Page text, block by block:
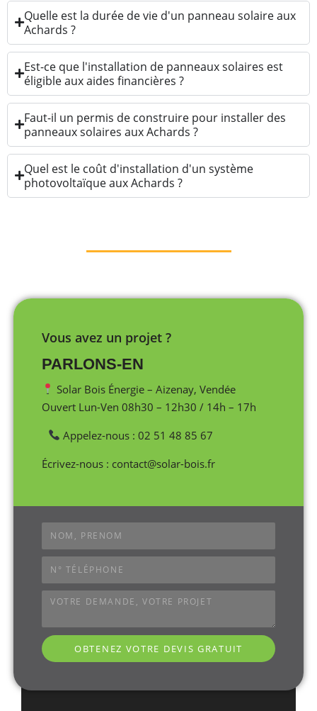
Quelle est la durée de vie d'un panneau solaire aux
Achards ?
Est-ce que l'installation de panneaux solaires est
éligible aux aides financières ?
Faut-il un permis de construire pour installer des
panneaux solaires aux Achards ?
Quel est le coût d'installation d'un système
photovoltaïque aux Achards ?
Vous avez un projet ?
PARLONS-EN
Solar Bois Énergie – Aizenay, Vendée
Ouvert Lun-Ven 08h30 – 12h30 / 14h – 17h
Appelez-nous : 02 51 48 85 67
Écrivez-nous : contact@solar-bois.fr
OBTENEZ VOTRE DEVIS GRATUIT